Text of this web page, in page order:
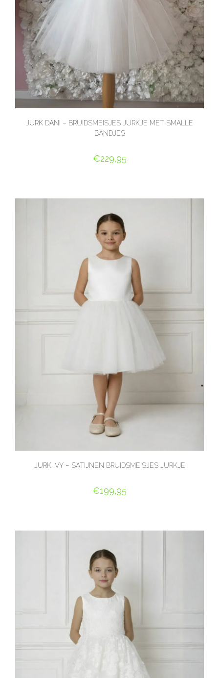
JURK DANI – BRUIDSMEISJES JURKJE MET SMALLE
BANDJES
€229,95
JURK IVY – SATIJNEN BRUIDSMEISJES JURKJE
€199,95